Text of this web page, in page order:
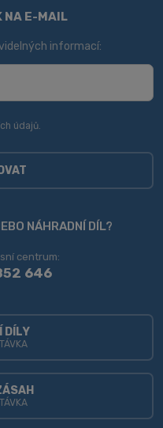
NA E-MAIL
informací:
údajů.
NÁHRADNÍ DÍL?
centrum:
646
DÍLY